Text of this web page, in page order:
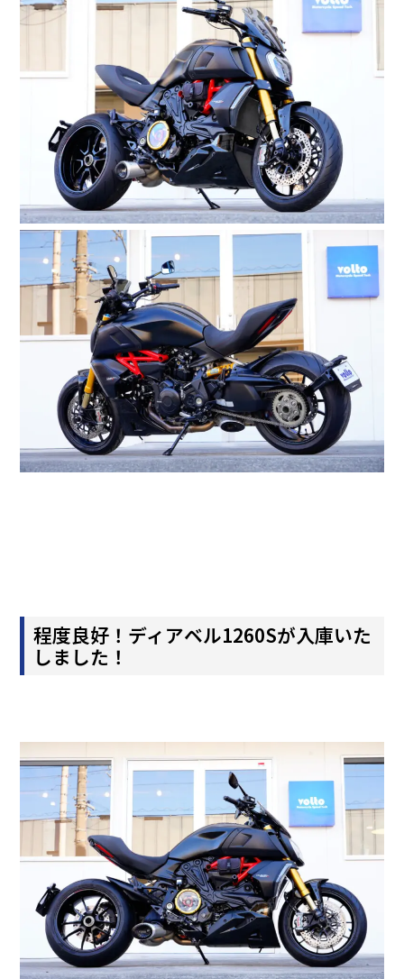
程度良好！ディアベル1260Sが入庫いた
しました！